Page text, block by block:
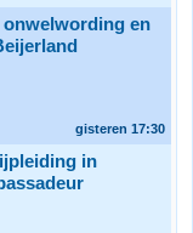
en
gisteren 17:30
in